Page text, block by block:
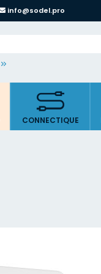
info@sodel.pro
CONNECTIQUE